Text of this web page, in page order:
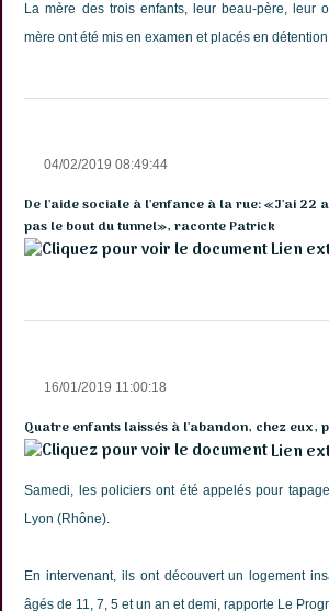
La mère des trois enfants, leur beau-père, leur
mère ont été mis en examen et placés en
04/02/2019 08:49:44
De l'aide sociale à l'enfance à la rue: «J'ai 22
pas le bout du tunnel», raconte Patrick
Lien
16/01/2019 11:00:18
Quatre enfants laissés à l'abandon, chez eux,
Lien
Samedi, les policiers ont été appelés pour
Lyon (Rhône).
En intervenant, ils ont découvert un logement
âgés de 11, 7, 5 et un an et demi, rapporte Le